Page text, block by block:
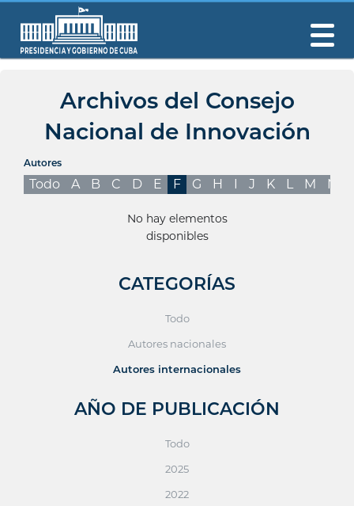
Archivos del Consejo
Nacional de Innovación
Autores
Todo A B C D E F G H I J K L M N
No hay elementos
disponibles
CATEGORÍAS
Todo
Autores nacionales
Autores internacionales
AÑO DE PUBLICACIÓN
Todo
2025
2022